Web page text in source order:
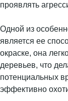
проявлять
Одной из
является ее
окраске, она
деревьев, что
потенциальных
эффективно